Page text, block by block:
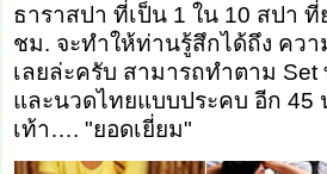
ธาราสปา ที่เป็น 1 ใน 10 สปา
ชม. จะทำให้ท่านรู้สึกได้ถึง คว
เลยล่ะครับ สามารถทำตาม
และนวดไทยแบบประคบ อีก 45
เท้า…. "ยอดเยี่ยม"